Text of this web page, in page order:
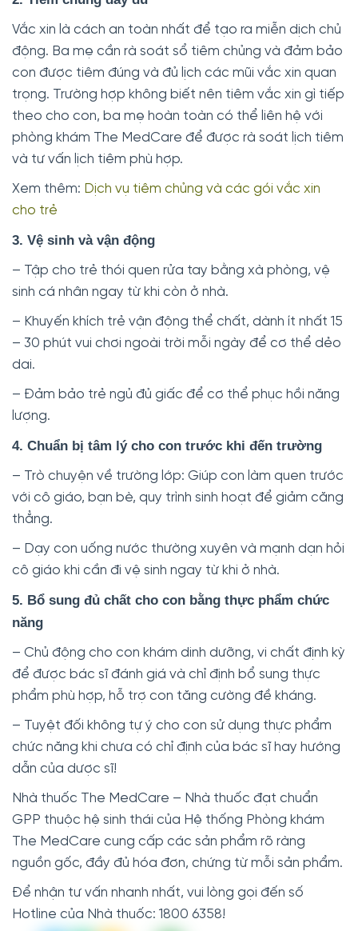
Vắc xin là cách an toàn nhất để tạo ra miễn dịch chủ
động. Ba mẹ cần rà soát sổ tiêm chủng và đảm bảo
con được tiêm đúng và đủ lịch các mũi vắc xin quan
trọng. Trường hợp không biết nên tiêm vắc xin gì tiếp
theo cho con, ba mẹ hoàn toàn có thể liên hệ với
phòng khám The MedCare để được rà soát lịch tiêm
và tư vấn lịch tiêm phù hợp.
Xem thêm: Dịch vụ tiêm chủng và các gói vắc xin
cho trẻ
3. Vệ sinh và vận động
– Tập cho trẻ thói quen rửa tay bằng xà phòng, vệ
sinh cá nhân ngay từ khi còn ở nhà.
– Khuyến khích trẻ vận động thể chất, dành ít nhất 15
– 30 phút vui chơi ngoài trời mỗi ngày để cơ thể dẻo
dai.
– Đảm bảo trẻ ngủ đủ giấc để cơ thể phục hồi năng
lượng.
4. Chuẩn bị tâm lý cho con trước khi đến trường
– Trò chuyện về trường lớp: Giúp con làm quen trước
với cô giáo, bạn bè, quy trình sinh hoạt để giảm căng
thẳng.
– Dạy con uống nước thường xuyên và mạnh dạn hỏi
cô giáo khi cần đi vệ sinh ngay từ khi ở nhà.
5. Bổ sung đủ chất cho con bằng thực phẩm chức
năng
– Chủ động cho con khám dinh dưỡng, vi chất định kỳ
để được bác sĩ đánh giá và chỉ định bổ sung thực
phẩm phù hợp, hỗ trợ con tăng cường đề kháng.
– Tuyệt đối không tự ý cho con sử dụng thực phẩm
chức năng khi chưa có chỉ định của bác sĩ hay hướng
dẫn của dược sĩ!
Nhà thuốc The MedCare – Nhà thuốc đạt chuẩn
GPP thuộc hệ sinh thái của Hệ thống Phòng khám
The MedCare cung cấp các sản phẩm rõ ràng
nguồn gốc, đầy đủ hóa đơn, chứng từ mỗi sản phẩm.
Để nhận tư vấn nhanh nhất, vui lòng gọi đến số
Hotline của Nhà thuốc: 1800 6358!